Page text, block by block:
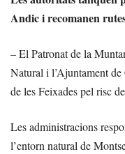
Andic i recomanen
– El Patronat de la
Natural i l’Ajuntament
de les Feixades pel risc
Les administracions
l’entorn natural de